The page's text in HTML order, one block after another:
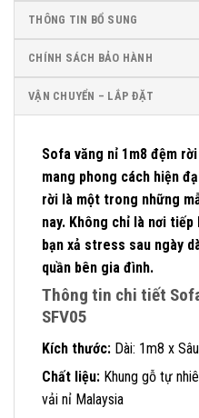
THÔNG TIN BỔ SUNG
CHÍNH SÁCH BẢO HÀNH
VẬN CHUYỂN – LẮP ĐẶT
Sofa văng nỉ 1m8 đệm
mang phong cách hiện
rời là một trong những
nay. Không chỉ là nơi
bạn xả stress sau ngày
quần bên gia đình.
Thông tin chi tiết
SFV05
Kích thước: Dài: 1m8 x
Chất liệu: Khung gỗ tự
vải nỉ Malaysia